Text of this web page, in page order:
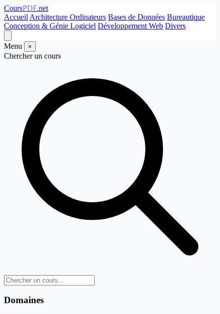
CoursPDF.net
Accueil Architecture Ordinateurs Bases de Données Bureautique
Conception & Génie Logiciel Développement Web Divers
Menu ×
Chercher un cours
Domaines